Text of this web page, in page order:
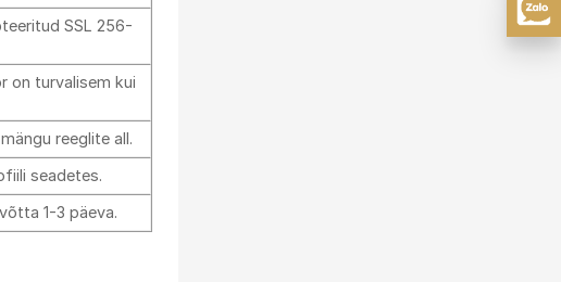
SSL 256-
on turvalisem kui
reeglite all.
seadetes.
1-3 päeva.